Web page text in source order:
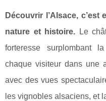
Découvrir l’Alsace,
nature et histoire. Le
forteresse surplombant
chaque visiteur dans une
avec des vues
les vignobles alsaciens, et